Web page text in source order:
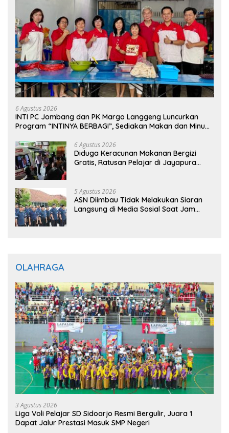
6 Agustus 2026
INTI PC Jombang dan PK Margo Langgeng Luncurkan
Program “INTINYA BERBAGI”, Sediakan Makan dan Minum
6 Agustus 2026
Diduga Keracunan Makanan Bergizi
Gratis, Ratusan Pelajar di Jayapura
5 Agustus 2026
ASN Diimbau Tidak Melakukan Siaran
Langsung di Media Sosial Saat Jam
OLAHRAGA
3 Agustus 2026
Liga Voli Pelajar SD Sidoarjo Resmi Bergulir, Juara 1
Dapat Jalur Prestasi Masuk SMP Negeri